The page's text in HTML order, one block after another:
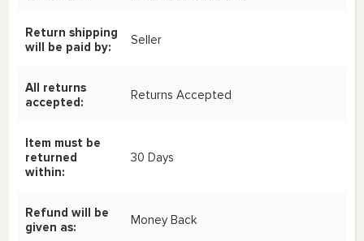
Return shipping
will be paid by:
Seller
All returns
accepted:
Returns Accepted
Item must be
returned
within:
30 Days
Refund will be
given as:
Money Back